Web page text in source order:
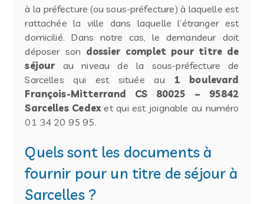
à la préfecture (ou sous-préfecture) à laquelle est
rattachée la ville dans laquelle l’étranger est
domicilié. Dans notre cas, le demandeur doit
déposer son dossier complet pour titre de
séjourau niveau de la sous-préfecture de
Sarcelles qui est située au 1 boulevard
François-Mitterrand CS 80025 – 95842
Sarcelles Cedexet qui est joignable au numéro
01 34 20 95 95.
Quels sont les documents à
fournir pour un titre de séjour à
Sarcelles ?